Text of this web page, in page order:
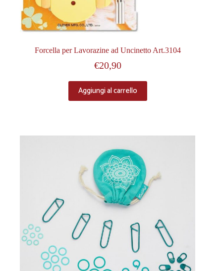
Forcella per Lavorazine ad Uncinetto Art.3104
€20,90
Aggiungi al carrello